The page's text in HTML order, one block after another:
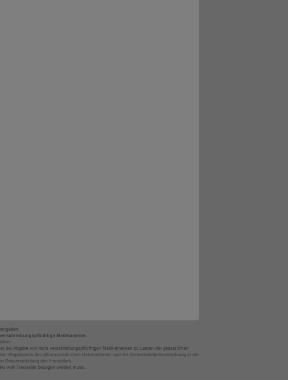
Medikamente.
bei Abgabe von nicht verschreibungspflichtigen Medikamenten zu Lasten der gesetzlichen
Abgabepreis des pharmazeutischen Unternehmens und der Arzneimittelpreisverordnung in der
Preisempfehlung des Herstellers.
vom Hersteller bezogen werden muss.